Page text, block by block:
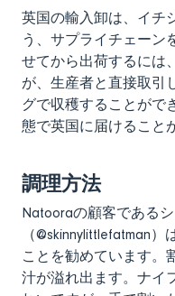
英国の輸入卸は、イチ
う、サプライチェーン
せてから出荷するには
が、生産者と直接取引
グで収穫することがで
態で英国に届けること
調理方法
Natooraの顧客である
（@skinnylittlefatman
ことを勧めています。
汁が溢れ出ます。ナイ